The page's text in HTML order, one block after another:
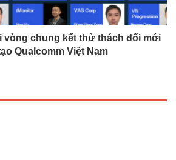
vòng chung kết thử thách đổi mới
Qualcomm Việt Nam